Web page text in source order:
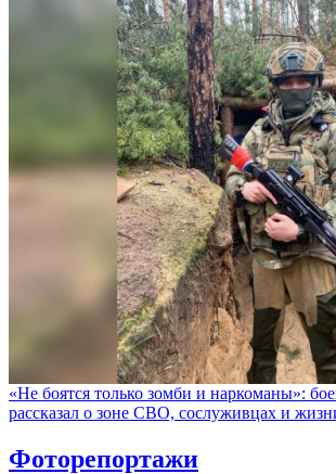
«Не боятся только зомби и наркоманы»:
рассказал о зоне СВО, сослуживцах и
Фоторепортажи